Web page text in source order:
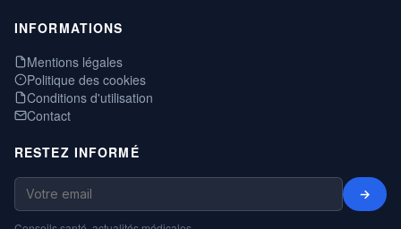
INFORMATIONS
Mentions légales
Politique des cookies
Conditions d'utilisation
Contact
RESTEZ INFORMÉ
→